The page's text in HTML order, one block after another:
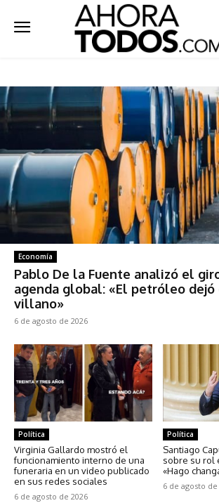
Economía
Pablo De la Fuente analizó el
agenda global: «El petróleo dejó
villano»
6 de agosto de 2026
Política
Virginia Gallardo mostró el
funcionamiento interno de una
funeraria en un video publicado
en sus redes sociales
6 de agosto de 2026
Política
Santiago
sobre su rol
«Hago
6 de agosto de